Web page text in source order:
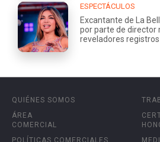
ESPECTÁCULOS
Excantante de La
por parte de director
reveladores registros
QUIÉNES SOMOS
ÁREA
COMERCIAL
POLÍTICAS COMERCIALES